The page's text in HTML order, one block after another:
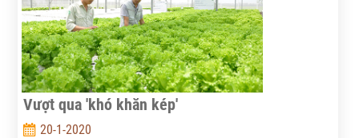
thứ gì, ngược lại còn bắt rác thải “đẻ” ra tiền.
Vượt qua 'khó khăn kép'
20-1-2020